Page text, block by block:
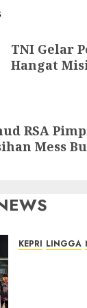
TNI Gelar
Hangat
RSA
Mess
KEPRI LINGGA